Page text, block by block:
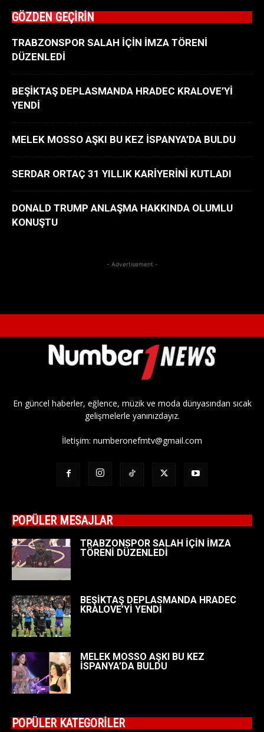
GÖZDEN GEÇİRİN
TRABZONSPOR SALAH İÇİN İMZA TÖRENİ
DÜZENLEDİ
BEŞİKTAŞ DEPLASMANDA HRADEC KRALOVE’Yİ
YENDİ
MELEK MOSSO AŞKI BU KEZ İSPANYA’DA BULDU
SERDAR ORTAÇ 31 YILLIK KARİYERİNİ KUTLADI
DONALD TRUMP ANLAŞMA HAKKINDA OLUMLU
KONUŞTU
- Advertisement -
En güncel haberler, eğlence, müzik ve moda dünyasından sıcak
gelişmelerle yanınızdayız.
İletişim: numberonefmtv@gmail.com
POPÜLER MESAJLAR
TRABZONSPOR SALAH İÇİN İMZA
TÖRENİ DÜZENLEDİ
BEŞİKTAŞ DEPLASMANDA HRADEC
KRALOVE’Yİ YENDİ
MELEK MOSSO AŞKI BU KEZ
İSPANYA’DA BULDU
POPÜLER KATEGORİLER